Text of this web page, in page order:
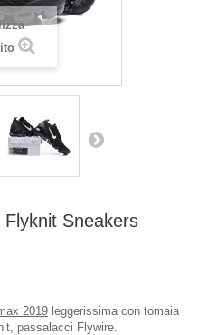
Sneakers
2019 leggerissima con tomaia
passalacci Flywire.